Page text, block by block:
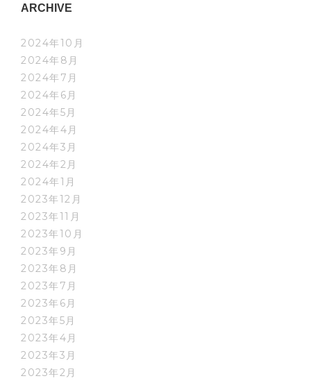
ARCHIVE
2024年10月
2024年8月
2024年7月
2024年6月
2024年5月
2024年4月
2024年3月
2024年2月
2024年1月
2023年12月
2023年11月
2023年10月
2023年9月
2023年8月
2023年7月
2023年6月
2023年5月
2023年4月
2023年3月
2023年2月